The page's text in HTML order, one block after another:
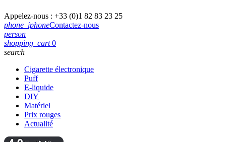
Appelez-nous : +33 (0)1 82 83 23 25
phone_iphoneContactez-nous
person
shopping_cart 0
search
Cigarette électronique
Puff
E-liquide
DIY
Matériel
Prix rouges
Actualité